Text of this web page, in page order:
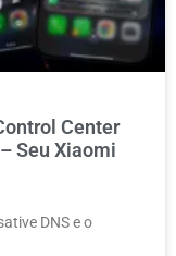
Center
Seu Xiaomi
DNS e o